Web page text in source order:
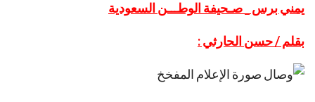
يمني برس _ صـحيفة الوطـــن السعودية
بقلم / حسن الحارثي :